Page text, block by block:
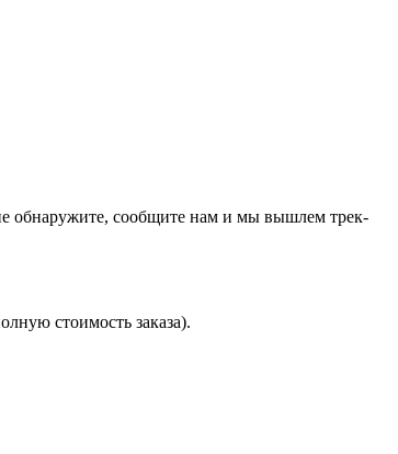
обнаружите, сообщите нам и мы вышлем трек-
стоимость заказа).